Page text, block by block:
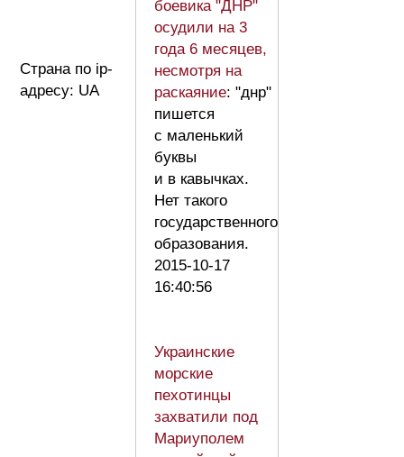
Страна по ip-
адресу: UA
боевика "ДНР"
осудили на 3
года 6 месяцев,
несмотря на
раскаяние: "днр"
пишется
с маленький
буквы
и в кавычках.
Нет такого
государственного
образования.
2015-10-17
16:40:56
Украинские
морские
пехотинцы
захватили под
Мариуполем